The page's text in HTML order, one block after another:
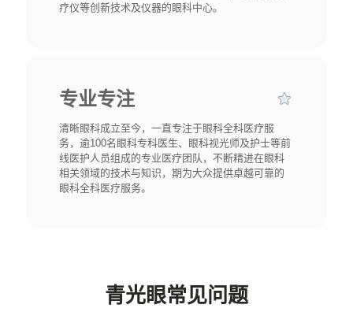
疗仪等创新技术及仪器的眼科中心。
专业专注
清晰眼科成立至今，一直专注于眼科全科医疗服
务，逾100名眼科专科医生、眼科视光师及护士等前
线医护人员组成的专业医疗团队，不断精进在眼科
相关领域的技术与知识，期为大众提供卓越可靠的
眼科全科医疗服务。
青光眼常见问题